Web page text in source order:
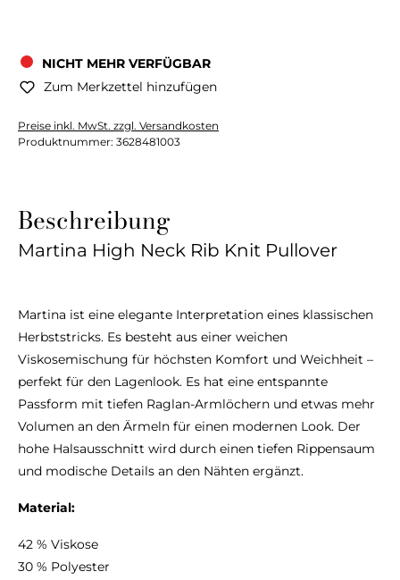
NICHT MEHR VERFÜGBAR
Zum Merkzettel hinzufügen
Preise inkl. MwSt. zzgl. Versandkosten
Produktnummer: 3628481003
Beschreibung
Martina High Neck Rib Knit Pullover
Martina ist eine elegante Interpretation eines klassischen
Herbststricks. Es besteht aus einer weichen
Viskosemischung für höchsten Komfort und Weichheit –
perfekt für den Lagenlook. Es hat eine entspannte
Passform mit tiefen Raglan-Armlöchern und etwas mehr
Volumen an den Ärmeln für einen modernen Look. Der
hohe Halsausschnitt wird durch einen tiefen Rippensaum
und modische Details an den Nähten ergänzt.
Material:
42 % Viskose
30 % Polyester